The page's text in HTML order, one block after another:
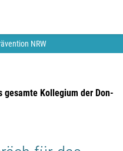
NRW
gesamte Kollegium der Don-